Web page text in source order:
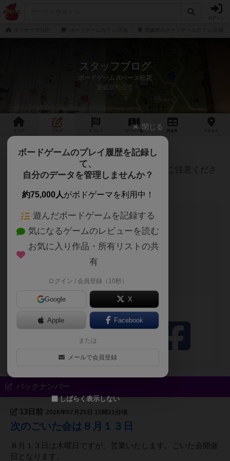
スタッフブログ
ボードゲームスペース松花
愛媛県松山市
ゲーム 一覧 料金 アクセス
4/19日曜日は18:00からです
明日、4/19は18:00からの営業となります。ご注意くださ
このブログの投稿者
勇者
自己紹介文が未設定のユーザーです
シェアする
バックナンバー
13日前 2026年07月25日 15時21分頃
次のごいた会は８月１３日
８月１３日は木曜日ですが、営業いたします。ごいた会開催
日となります。
閉じる
ボードゲームのプレイ履歴を記録し
て、
自分のデータを管理しませんか？
約75,000人がボドゲーマを利用中！
遊んだボードゲームを記録する
気になるゲームのレビューを読む
お気に入り作品・所有リストの共
有
ログイン / 会員登録（10秒）
Google X
Apple Facebook
または
メールで会員登録
しばらく表示しない